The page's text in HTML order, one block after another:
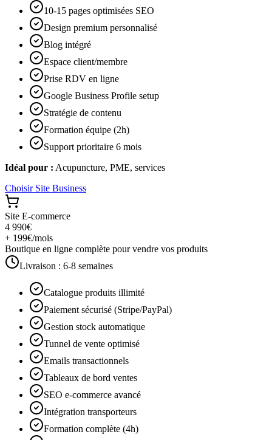
10-15 pages optimisées SEO
Design premium personnalisé
Blog intégré
Espace client/membre
Prise RDV en ligne
Google Business Profile setup
Stratégie de contenu
Formation équipe (2h)
Support prioritaire 6 mois
Idéal pour : Acupuncture, PME, services
Choisir Site Business
Site E-commerce
4 990€
+ 199€/mois
Boutique en ligne complète pour vendre vos produits
Livraison : 6-8 semaines
Catalogue produits illimité
Paiement sécurisé (Stripe/PayPal)
Gestion stock automatique
Tunnel de vente optimisé
Emails transactionnels
Tableaux de bord ventes
SEO e-commerce avancé
Intégration transporteurs
Formation complète (4h)